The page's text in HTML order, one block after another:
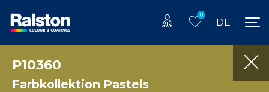
0
DE
P10360
Farbkollektion Pastels